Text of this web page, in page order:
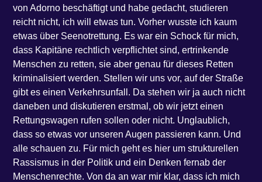
von Adorno beschäftigt und habe gedacht, studieren
reicht nicht, ich will etwas tun. Vorher wusste ich kaum
etwas über Seenotrettung. Es war ein Schock für mich,
dass Kapitäne rechtlich verpflichtet sind, ertrinkende
Menschen zu retten, sie aber genau für dieses Retten
kriminalisiert werden. Stellen wir uns vor, auf der Straße
gibt es einen Verkehrsunfall. Da stehen wir ja auch nicht
daneben und diskutieren erstmal, ob wir jetzt einen
Rettungswagen rufen sollen oder nicht. Unglaublich,
dass so etwas vor unseren Augen passieren kann. Und
alle schauen zu. Für mich geht es hier um strukturellen
Rassismus in der Politik und ein Denken fernab der
Menschenrechte. Von da an war mir klar, dass ich mich